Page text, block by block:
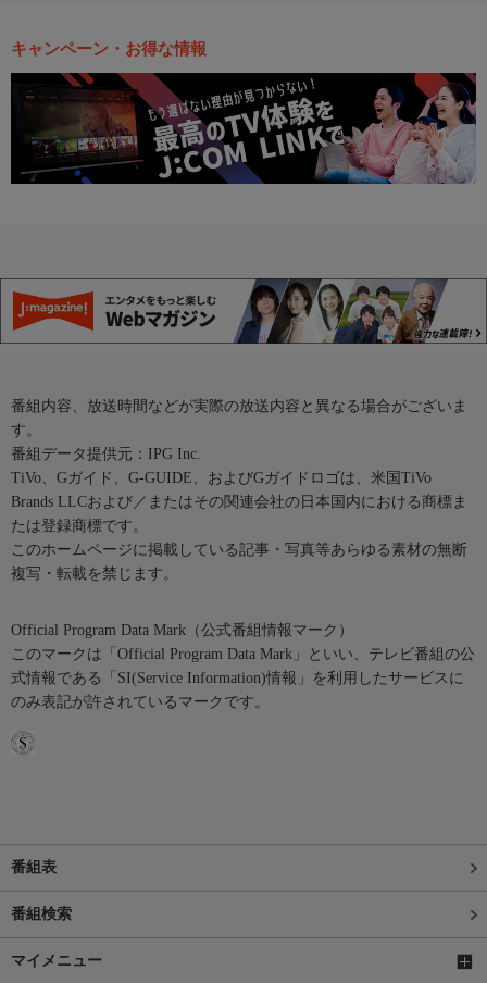
キャンペーン・お得な情報
番組内容、放送時間などが実際の放送内容と異なる場合がございま
す。
番組データ提供元：IPG Inc.
TiVo、Gガイド、G-GUIDE、およびGガイドロゴは、米国TiVo
Brands LLCおよび／またはその関連会社の日本国内における商標ま
たは登録商標です。
このホームページに掲載している記事・写真等あらゆる素材の無断
複写・転載を禁じます。
Official Program Data Mark（公式番組情報マーク）
このマークは「Official Program Data Mark」といい、テレビ番組の公
式情報である「SI(Service Information)情報」を利用したサービスに
のみ表記が許されているマークです。
番組表
番組検索
マイメニュー